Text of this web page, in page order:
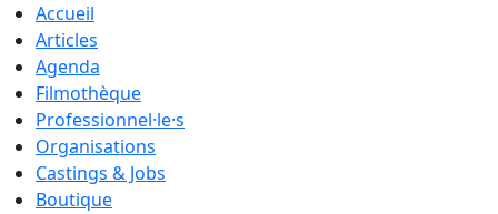
Accueil
Articles
Agenda
Filmothèque
Professionnel·le·s
Organisations
Castings & Jobs
Boutique